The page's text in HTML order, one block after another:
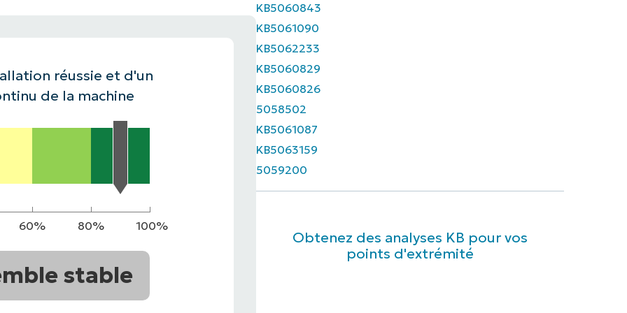
réussie et d'un
de la machine
60% 80% 100%
stable
KB5060843
KB5061090
KB5062233
KB5060829
KB5060826
5058502
KB5061087
KB5063159
5059200
Obtenez des analyses KB pour vos
points d'extrémité